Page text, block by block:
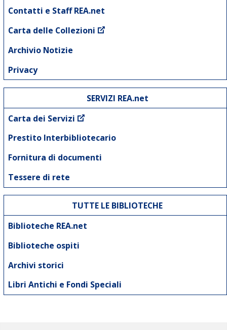
Contatti e Staff REA.net
Carta delle Collezioni
Archivio Notizie
Privacy
SERVIZI REA.net
Carta dei Servizi
Prestito Interbibliotecario
Fornitura di documenti
Tessere di rete
TUTTE LE BIBLIOTECHE
Biblioteche REA.net
Biblioteche ospiti
Archivi storici
Libri Antichi e Fondi Speciali